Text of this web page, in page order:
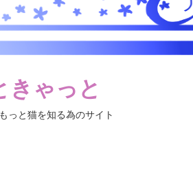
きゃっと
っと猫を知る為のサイト